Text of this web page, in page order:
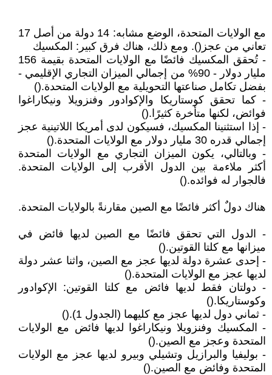
مع الولايات المتحدة، الوضع مشابه: 14 دولة من أصل 17
تعاني من عجز(). ومع ذلك، هناك فرق كبير: المكسيك
- تُحقق المكسيك فائضًا مع الولايات المتحدة بقيمة 156
مليار دولار - 90% من إجمالي الميزان التجاري الإقليمي -
بفضل تكامل صناعتها التحويلية مع الولايات المتحدة.()
- كما تحقق كوستاريكا والإكوادور وفنزويلا ونيكاراغوا
فوائض، لكنها متأخرة كثيرًا.()
- إذا استثنينا المكسيك، فسيكون لدى أمريكا اللاتينية عجز
إجمالي قدره 30 مليار دولار مع الولايات المتحدة.()
- وبالتالي، يكون الميزان التجاري مع الولايات المتحدة
أكثر ملاءمة بين الدول الأقرب إلى الولايات المتحدة.
فالجوار له فوائده.()
هناك دولٌ أكثر فائضًا مع الصين مقارنةً بالولايات المتحدة.
- الدول التي تحقق فائضًا مع الصين لديها فائض في
ميزانها مع كلتا القوتين.()
- إحدى عشرة دولة لديها عجز مع الصين، واثنا عشر دولة
لديها عجز مع الولايات المتحدة.()
- دولتان فقط لديها فائض مع كلتا القوتين: الإكوادور
وكوستاريكا.()
- ثماني دول لديها عجز مع كليهما (الجدول 1).()
- المكسيك وفنزويلا ونيكاراغوا لديها فائض مع الولايات
المتحدة وعجز مع الصين.()
- بوليفيا والبرازيل وتشيلي وبيرو لديها عجز مع الولايات
المتحدة وفائض مع الصين.()